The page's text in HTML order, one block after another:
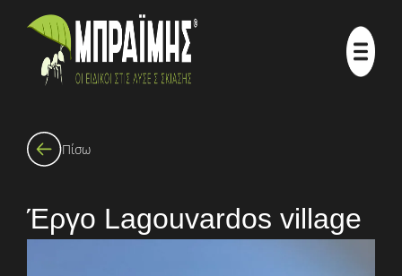
Πίσω
Έργο Lagouvardos village